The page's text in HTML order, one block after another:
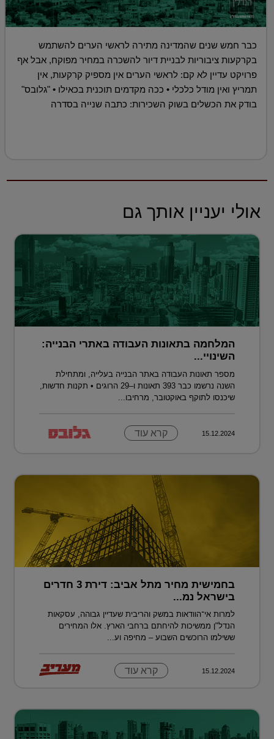
כבר חמש שנים שהמדינה מתירה לראשי הערים להשתמש
בקרקעות ציבוריות לבניית דיור להשכרה במחיר מפוקח, אבל אף
פרויקט עדיין לא קם: לראשי הערים אין מספיק קרקעות, אין
תמריץ ואין מודל כלכלי • ככה מקדמים תוכנית בכאילו • "גלובס"
בודק את הכשלים בשוק השכירות: כתבה שנייה בסדרה
אולי יעניין אותך גם
המלחמה בתאונות העבודה באתרי הבנייה:
השינויי...
מספר תאונות העבודה באתר הבנייה בעלייה, ומתחילת
השנה נרשמו כבר 393 תאונות ו–29 הרוגים • תקנות חדשות,
שיכנסו לתוקף באוקטובר, מרחיבו...
15.12.2024 קרא עוד
בחמישית מחיר מתל אביב: דירת 3 חדרים
בישראל נמ...
למרות אי־הוודאות במשק והריבית שעדיין גבוהה, עסקאות
הנדל"ן ממשיכות להיחתם ברחבי הארץ. אלו המחירים
ששילמו הרוכשים השבוע – מחיפה וע...
15.12.2024 קרא עוד